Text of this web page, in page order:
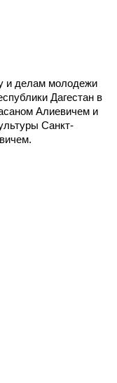
и делам молодежи
Дагестан в
Алиевичем и
Санкт-